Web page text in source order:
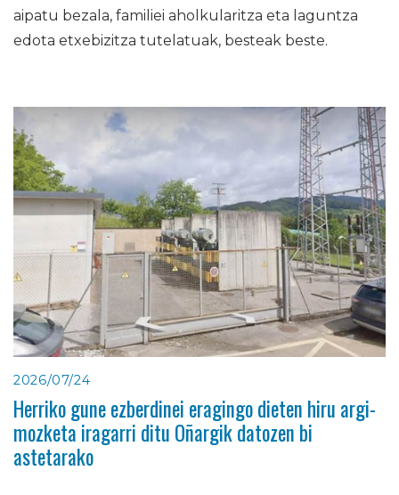
aipatu bezala, familiei aholkularitza eta laguntza
edota etxebizitza tutelatuak, besteak beste.
2026/07/24
Herriko gune ezberdinei eragingo dieten hiru argi-
mozketa iragarri ditu Oñargik datozen bi
astetarako